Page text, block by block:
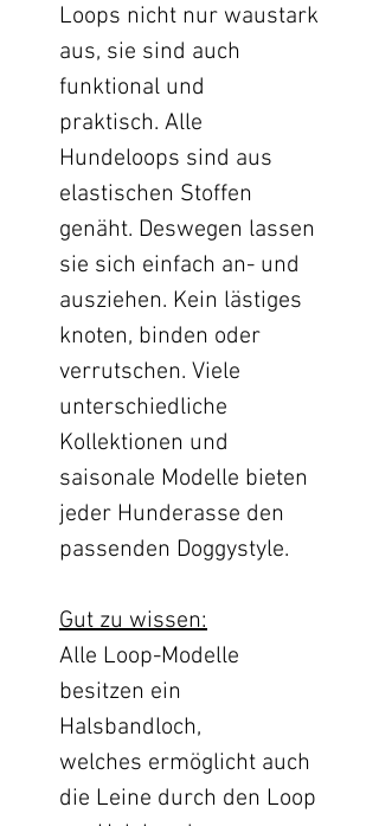
Loops nicht nur waustark
aus, sie sind auch
funktional und
praktisch. Alle
Hundeloops sind aus
elastischen Stoffen
genäht. Deswegen lassen
sie sich einfach an- und
ausziehen. Kein lästiges
knoten, binden oder
verrutschen. Viele
unterschiedliche
Kollektionen und
saisonale Modelle bieten
jeder Hunderasse den
passenden Doggystyle.
Gut zu wissen:
Alle Loop-Modelle
besitzen ein
Halsbandloch,
welches ermöglicht auch
die Leine durch den Loop